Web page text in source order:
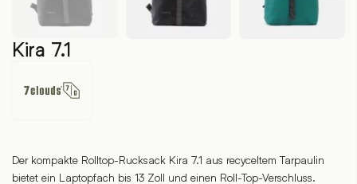
Kira 7.1
Der kompakte Rolltop-Rucksack Kira 7.1 aus recyceltem Tarpaulin
bietet ein Laptopfach bis 13 Zoll und einen Roll-Top-Verschluss.